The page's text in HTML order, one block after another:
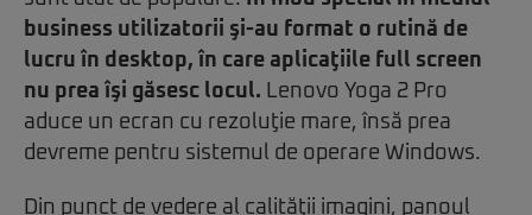
business utilizatorii şi-au format o rutină de
lucru în desktop, în care aplicaţiile full screen
nu prea îşi găsesc locul. Lenovo Yoga 2 Pro
aduce un ecran cu rezoluţie mare, însă prea
devreme pentru sistemul de operare Windows.
Din punct de vedere al calităţii imagini, panoul